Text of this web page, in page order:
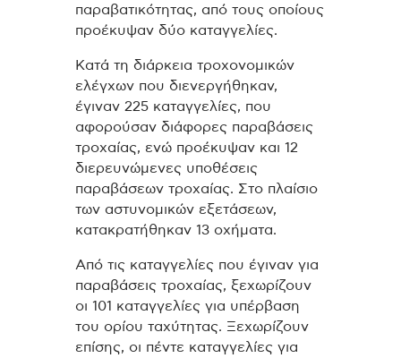
παραβατικότητας, από τους οποίους
προέκυψαν δύο καταγγελίες.
Κατά τη διάρκεια τροχονομικών
ελέγχων που διενεργήθηκαν,
έγιναν 225 καταγγελίες, που
αφορούσαν διάφορες παραβάσεις
τροχαίας, ενώ προέκυψαν και 12
διερευνώμενες υποθέσεις
παραβάσεων τροχαίας. Στο πλαίσιο
των αστυνομικών εξετάσεων,
κατακρατήθηκαν 13 οχήματα.
Από τις καταγγελίες που έγιναν για
παραβάσεις τροχαίας, ξεχωρίζουν
οι 101 καταγγελίες για υπέρβαση
του ορίου ταχύτητας. Ξεχωρίζουν
επίσης, οι πέντε καταγγελίες για